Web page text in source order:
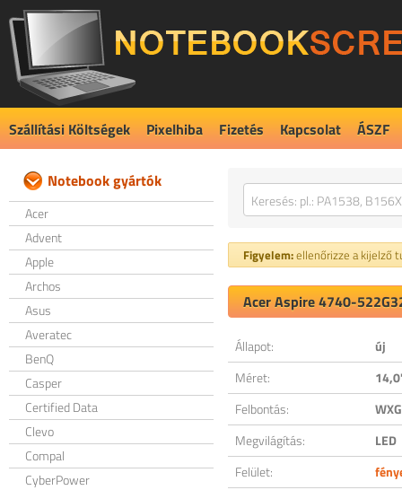
Szállítási Költségek Pixelhiba Fizetés Kapcsolat ÁSZF
Notebook gyártók
Acer
Advent
Apple
Archos
Asus
Averatec
BenQ
Casper
Certified Data
Clevo
Compal
CyberPower
Figyelem:ellenőrizze a kijelző
Acer Aspire 4740-
Állapot:
új
Méret:
Felbontás:
Megvilágítás:
LED
Felület: